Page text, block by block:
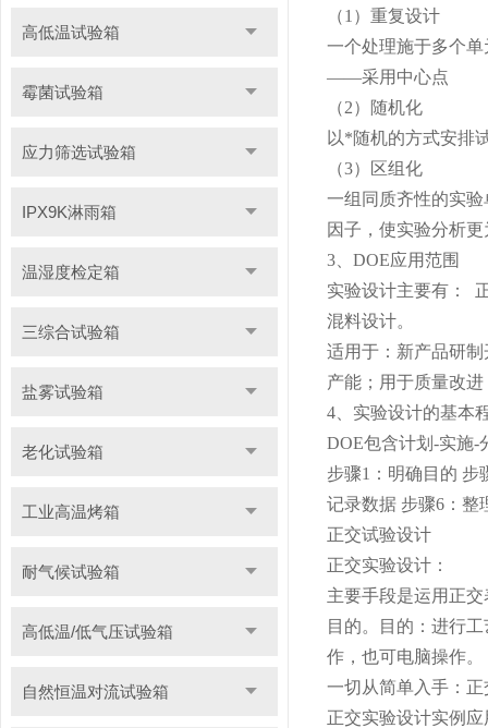
高低温试验箱
霉菌试验箱
应力筛选试验箱
IPX9K淋雨箱
温湿度检定箱
三综合试验箱
盐雾试验箱
老化试验箱
工业高温烤箱
耐气候试验箱
高低温/低气压试验箱
自然恒温对流试验箱
（1）重复设计
一个处理施于多个
——采用中心点
（2）随机化
以*随机的方式安排
（3）区组化
一组同质齐性的实
因子，使实验分析
3、DOE应用范围
实验设计主要有：
混料设计。
适用于：新产品研
产能；用于质量改
4、实验设计的基本
DOE包含计划-实施-
步骤1：明确目的 步
记录数据 步骤6：整
正交试验设计
正交实验设计：
主要手段是运用正
目的。目的：进行
作，也可电脑操作。
一切从简单入手：
正交实验设计实例